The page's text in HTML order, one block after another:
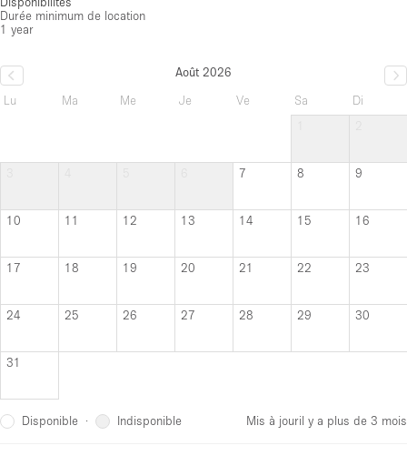
Durée minimum de location
1 year
Août 2026
Lu
Ma Me Je Ve Sa
Di
7 8 9
10 11 12 13 14 15 16
17 18 19 20 21 22 23
24 25 26 27 28 29 30
31
Disponible · Indisponible Mis à jouril y a plus de 3 mois